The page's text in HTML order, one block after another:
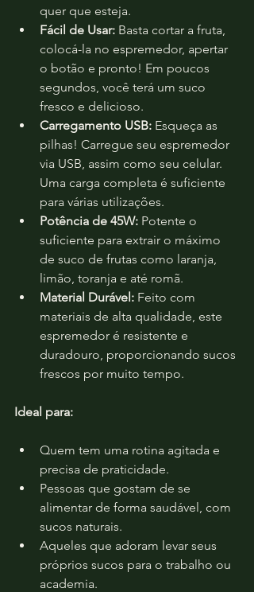
quer que esteja.
Fácil de Usar: Basta cortar a fruta,
colocá-la no espremedor, apertar
o botão e pronto! Em poucos
segundos, você terá um suco
fresco e delicioso.
Carregamento USB: Esqueça as
pilhas! Carregue seu espremedor
via USB, assim como seu celular.
Uma carga completa é suficiente
para várias utilizações.
Potência de 45W: Potente o
suficiente para extrair o máximo
de suco de frutas como laranja,
limão, toranja e até romã.
Material Durável: Feito com
materiais de alta qualidade, este
espremedor é resistente e
duradouro, proporcionando sucos
frescos por muito tempo.
Ideal para:
Quem tem uma rotina agitada e
precisa de praticidade.
Pessoas que gostam de se
alimentar de forma saudável, com
sucos naturais.
Aqueles que adoram levar seus
próprios sucos para o trabalho ou
academia.